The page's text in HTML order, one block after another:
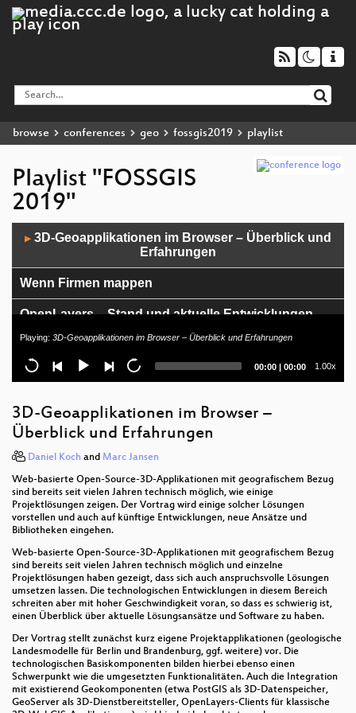
browse conferences geo fossgis2019 playlist
Playlist "FOSSGIS
2019"
Player
▶ 3D-Geoapplikationen im Browser – Überblick und
Erfahrungen
Wenn Firmen mappen
OpenLayers – Stand und aktuelle Entwicklungen
Wie aktuell sind OpenStreetMap-Daten?
Offline-MapMatching
Osmoscope - Ein neues QA-Tool für OpenStreetMap
SHOGun-QGIS-Integration
mittendrin?
OpenLayers Editor 2
Leaflet – komfortabel Web-Maps erstellen
OGC Diensteverwaltung über SVN
Aktuelle Möglichkeiten der kartographischen
Reliefdarstellung
QField - der mobile QGIS Alleskönner
Geschichten aus der Docker-Trickkiste
Playing: 3D-Geoapplikationen im Browser – Überblick und Erfahrungen
Current
00:00 | Total
00:00 1.00x
3D-Geoapplikationen im Browser –
Überblick und Erfahrungen
Daniel Koch and Marc Jansen
Web-basierte Open-Source-3D-Applikationen mit geografischem Bezug
sind bereits seit vielen Jahren technisch möglich, wie einige
Projektlösungen zeigen. Der Vortrag wird einige solcher Lösungen
vorstellen und auch auf künftige Entwicklungen, neue Ansätze und
Bibliotheken eingehen.
Web-basierte Open-Source-3D-Applikationen mit geografischem Bezug
sind bereits seit vielen Jahren technisch möglich und einzelne
Projektlösungen haben gezeigt, dass sich auch anspruchsvolle Lösungen
umsetzen lassen. Die technologischen Entwicklungen in diesem Bereich
schreiten aber mit hoher Geschwindigkeit voran, so dass es schwierig ist,
einen Überblick über aktuelle Lösungsansätze und Software zu haben.
Der Vortrag stellt zunächst kurz eigene Projektapplikationen (geologische
Landesmodelle für Berlin und Brandenburg, ggf. weitere) vor. Die
technologischen Basiskomponenten bilden hierbei ebenso einen
Schwerpunkt wie die umgesetzten Funktionalitäten. Auch die Integration
mit existierend Geokomponenten (etwa PostGIS als 3D-Datenspeicher,
GeoServer als 3D-Dienstbereitsteller, OpenLayers-Clients für klassische